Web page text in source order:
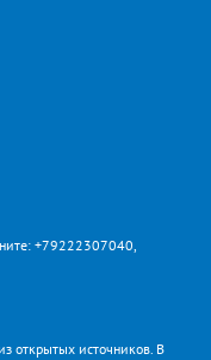
+79222307040,
открытых источников. В